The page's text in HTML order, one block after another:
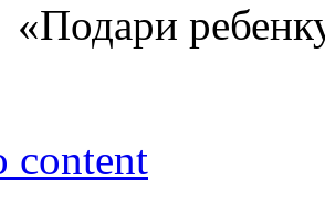
«Подари
content